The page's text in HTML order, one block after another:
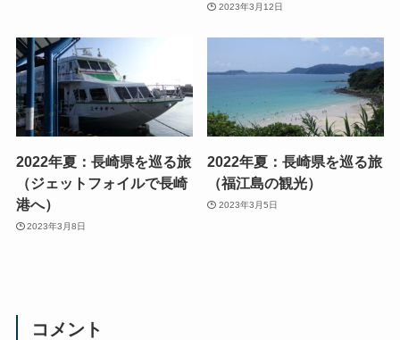
2023年3月12日
2022年夏：長崎県を巡る旅
（ジェットフォイルで長崎
港へ）
2023年3月8日
2022年夏：長崎県を巡る旅
（福江島の観光）
2023年3月5日
コメント